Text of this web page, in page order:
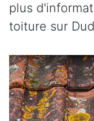
plus
toiture sur